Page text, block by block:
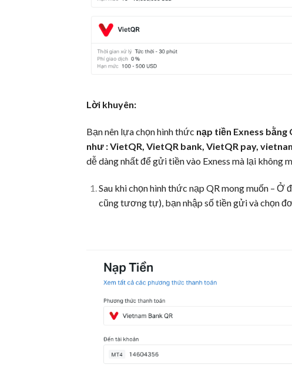
Lời khuyên:
Bạn nên lựa chọn hình thức nạp tiền Exness
như : VietQR, VietQR bank, VietQR pay,
dễ dàng nhất để gửi tiền vào Exness mà lại không
Sau khi chọn hình thức nạp QR mong muốn – Ở
cũng tương tự), bạn nhập số tiền gửi và chọn